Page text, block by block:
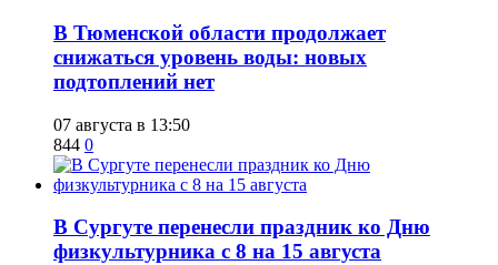
​В Тюменской области продолжает
снижаться уровень воды: новых
подтоплений нет
07 августа в 13:50
844 0
​В Сургуте перенесли праздник ко Дню
физкультурника с 8 на 15 августа